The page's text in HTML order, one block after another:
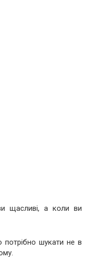
щасливі, а коли ви
шукати не в